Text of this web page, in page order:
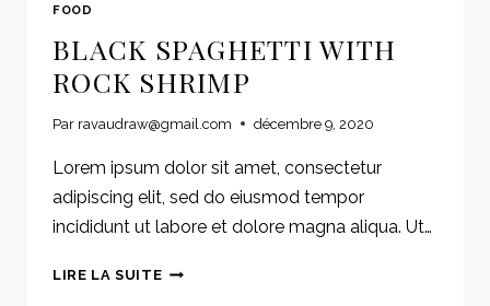
FOOD
BLACK SPAGHETTI WITH
ROCK SHRIMP
Par ravaudraw@gmail.com décembre 9, 2020
Lorem ipsum dolor sit amet, consectetur
adipiscing elit, sed do eiusmod tempor
incididunt ut labore et dolore magna aliqua. Ut…
LIRE LA SUITEBLACK